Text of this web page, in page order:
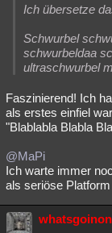
Ich übersetze
Schwurbel
schwurbeldaa
ultraschwurbel
Faszinierend! Ich
als erstes einfiel war
"Blablabla Blabla
@MaPi
Ich warte immer
als seriöse
whatsgoinon